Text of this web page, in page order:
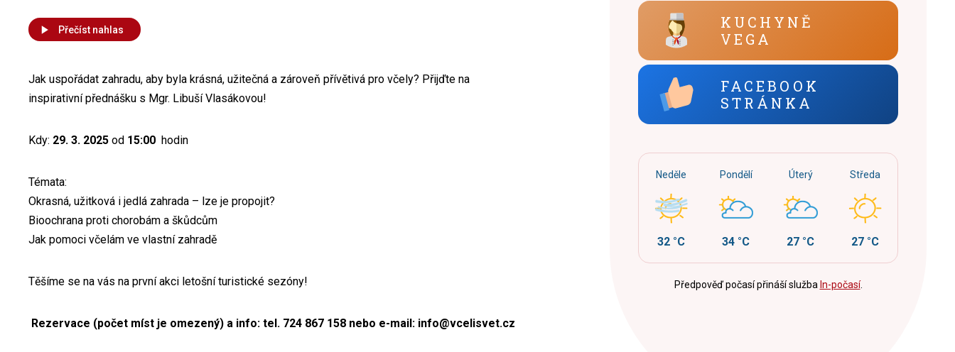
Přečíst nahlas
Jak uspořádat zahradu, aby byla krásná, užitečná a zároveň přívětivá pro včely? Přijďte na
inspirativní přednášku s Mgr. Libuší Vlasákovou!
Kdy: 29. 3. 2025 od 15:00 hodin
Témata:
Okrasná, užitková i jedlá zahrada – lze je propojit?
Bioochrana proti chorobám a škůdcům
Jak pomoci včelám ve vlastní zahradě
Těšíme se na vás na první akci letošní turistické sezóny!
Rezervace (počet míst je omezený) a info: tel. 724 867 158 nebo e-mail: info@vcelisvet.cz
KUCHYNĚ
VEGA
FACEBOOK
STRÁNKA
Neděle
32 °C
Pondělí
34 °C
Úterý
27 °C
Středa
27 °C
Předpověď počasí přináší služba In-počasí.